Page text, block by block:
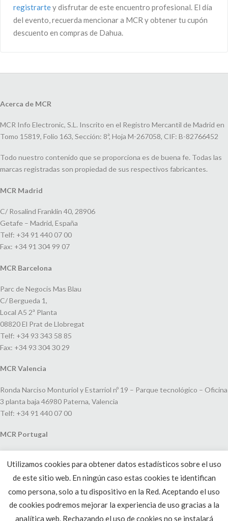
registrartey disfrutar de este encuentro profesional. El día
del evento, recuerda mencionar a MCR y obtener tu cupón
descuento en compras de Dahua.
Acerca de MCR
MCR Info Electronic, S.L. Inscrito en el Registro Mercantil de Madrid en
Tomo 15819, Folio 163, Sección: 8ª, Hoja M-267058, CIF: B-82766452
Todo nuestro contenido que se proporciona es de buena fe. Todas las
marcas registradas son propiedad de sus respectivos fabricantes.
MCR Madrid
C/ Rosalind Franklin 40, 28906
Getafe – Madrid, España
Telf: +34 91 440 07 00
Fax: +34 91 304 99 07
MCR Barcelona
Parc de Negocis Mas Blau
C/ Bergueda 1,
Local A5 2ª Planta
08820 El Prat de Llobregat
Telf: +34 93 343 58 85
Fax: +34 93 304 30 29
MCR Valencia
Ronda Narciso Monturiol y Estarriol nº 19 – Parque tecnológico – Oficina
3 planta baja 46980 Paterna, Valencia
Telf: +34 91 440 07 00
MCR Portugal
João V, 24
1250-091 Lisboa, Portugal
Telf: +351 220 993 033
Utilizamos cookies para obtener datos estadísticos sobre el uso
de este sitio web. En ningún caso estas cookies te identifican
como persona, solo a tu dispositivo en la Red. Aceptando el uso
de cookies podremos mejorar la experiencia de uso gracias a la
analítica web. Rechazando el uso de cookies no se instalará